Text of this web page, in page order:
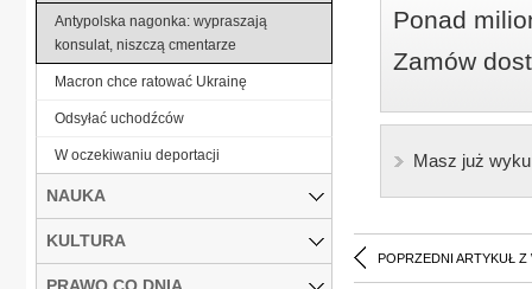
Ponad
Zamów
Masz już
POPRZEDNI ARTYKUŁ Z
Antypolska nagonka: wypraszają
konsulat, niszczą cmentarze
Macron chce ratować Ukrainę
Odsyłać uchodźców
W oczekiwaniu deportacji
NAUKA
KULTURA
PRAWO CO DNIA